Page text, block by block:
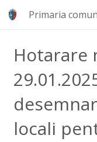
Primaria
Hotarare
locali